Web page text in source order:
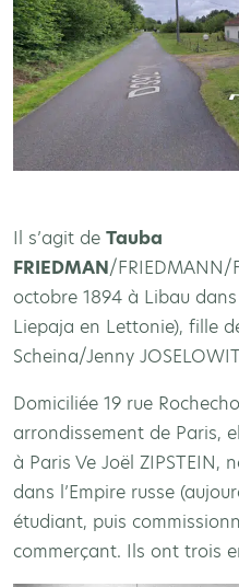
Il s’agit de Tauba
FRIEDMAN/FRIEDMANN/
octobre 1894 à Libau dans
Liepaja en Lettonie), fille
Scheina/Jenny
Domiciliée 19 rue
arrondissement de Paris,
à Paris Ve Joël ZIPSTEIN,
dans l’Empire russe
étudiant, puis
commerçant. Ils ont trois